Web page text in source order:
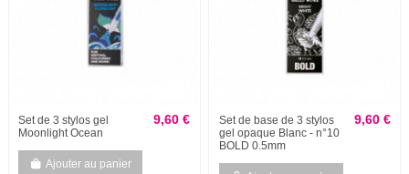
Set de 3 stylos gel
Moonlight Ocean
9,60 €
Ajouter au panier
Set de base de 3 stylos
gel opaque Blanc - n°10
BOLD 0.5mm
9,60 €